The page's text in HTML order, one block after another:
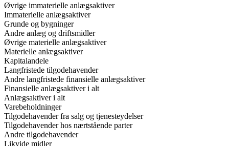
Øvrige immaterielle anlægsaktiver
Immaterielle anlægsaktiver
Grunde og bygninger
Andre anlæg og driftsmidler
Øvrige materielle anlægsaktiver
Materielle anlægsaktiver
Kapitalandele
Langfristede tilgodehavender
Andre langfristede finansielle anlægsaktiver
Finansielle anlægsaktiver i alt
Anlægsaktiver i alt
Varebeholdninger
Tilgodehavender fra salg og tjenesteydelser
Tilgodehavender hos nærtstående parter
Andre tilgodehavender
Likvide midler